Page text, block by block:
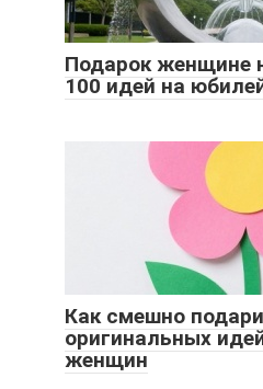
Подарок женщине
100 идей на
Как смешно
оригинальных
женщин